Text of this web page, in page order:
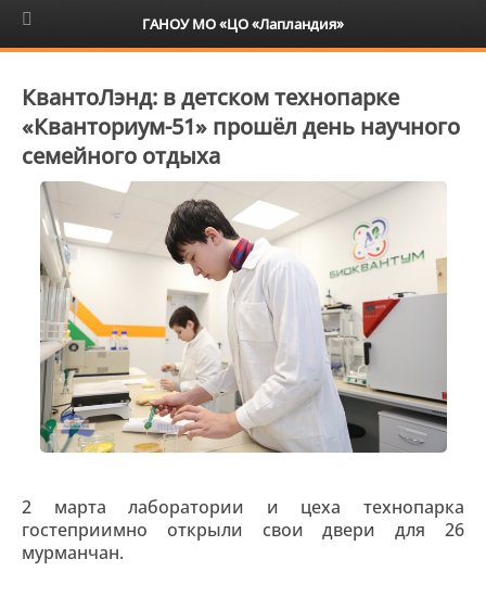
6+
КвантоЛэнд: в детском технопарке
«Кванториум-51» прошёл день научного
семейного отдыха
2 марта лаборатории и цеха технопарка
гостеприимно открыли свои двери для 26
мурманчан.
ГАНОУ МО «ЦО «Лапландия»